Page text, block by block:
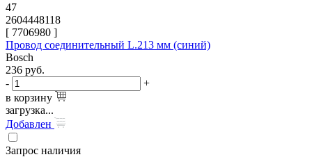
47
2604448118
[ 7706980 ]
Провод соединительный L.213 мм (синий)
Bosch
236 руб.
-
+
в корзину
загрузка...
Добавлен
Запрос наличия